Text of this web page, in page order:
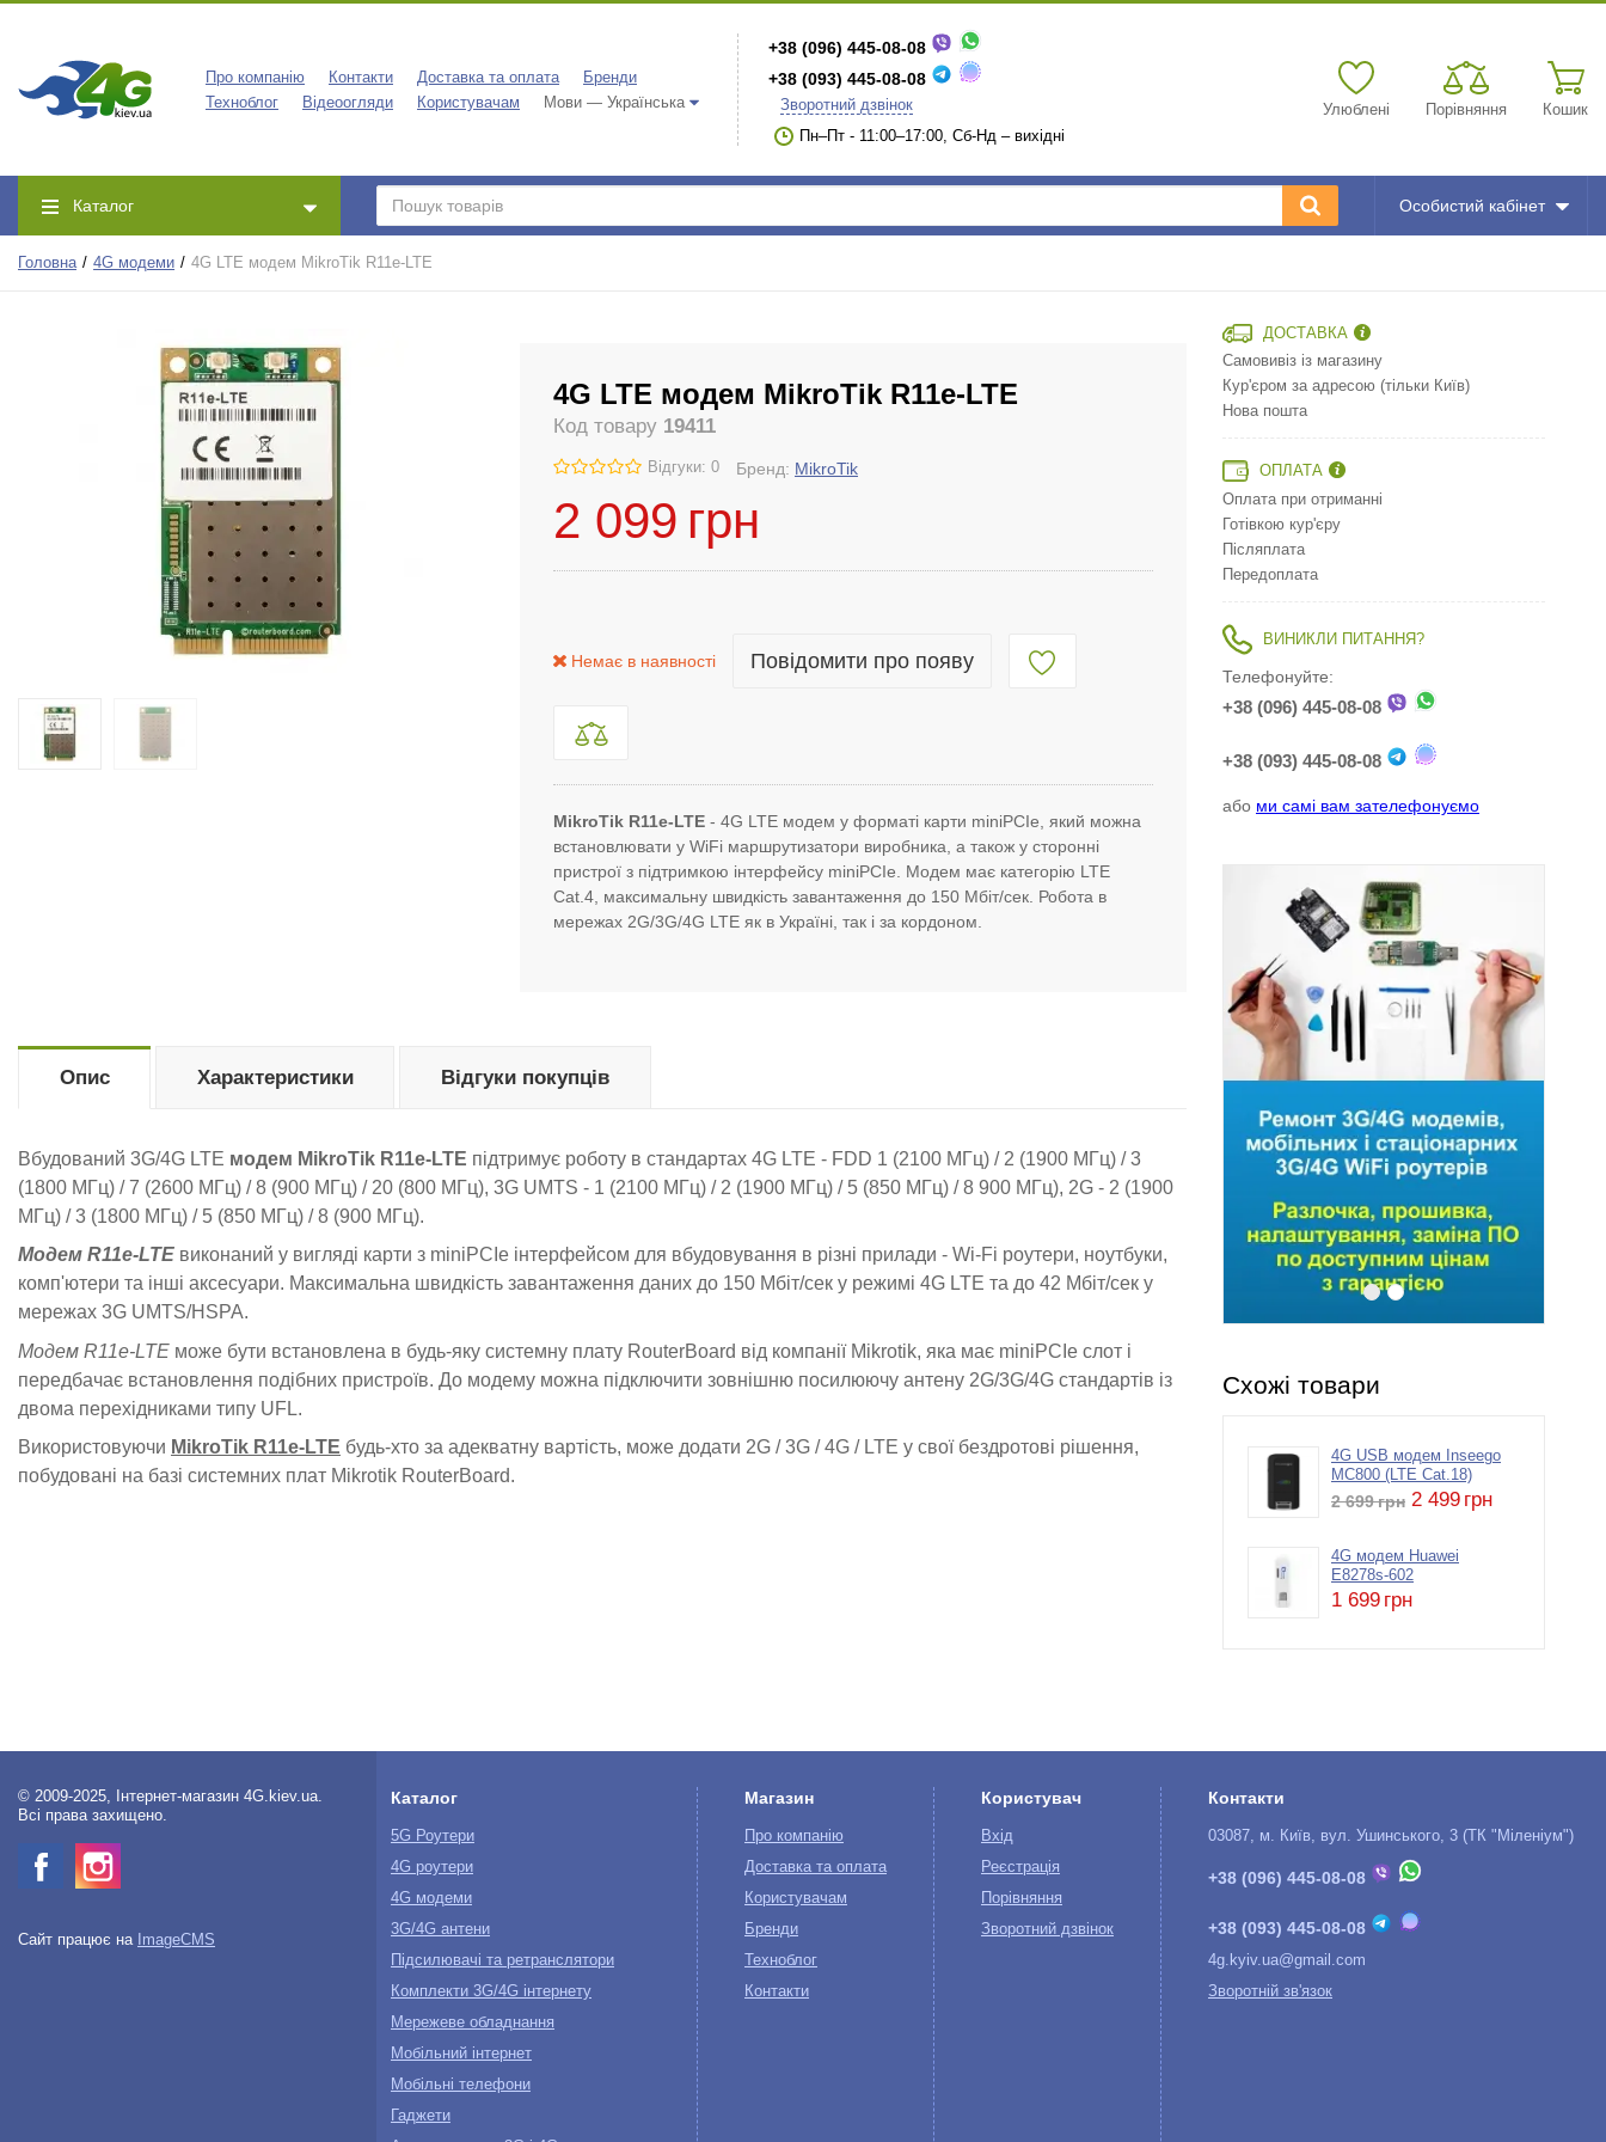
Про компанію Контакти Доставка та оплата
Бренди
Техноблог
Відеоогляди Користувачам Мови — Українська
+38 (096) 445-08-08
+38 (093) 445-08-08
Зворотний дзвінок
Пн–Пт - 11:00–17:00, Сб-Нд – вихідні
Улюблені Порівняння Кошик
Каталог Особистий кабінет
Головна 4G модеми 4G LTE модем MikroTik R11e-LTE
4G LTE модем MikroTik R11e-LTE
Код товару 19411
Відгуки: 0 Бренд: MikroTik
2 099 грн
Немає в наявності Повідомити про появу
MikroTik R11e-LTE - 4G LTE модем у форматі карти miniPCIe, який можна
встановлювати у WiFi маршрутизатори виробника, а також у сторонні
пристрої з підтримкою інтерфейсу miniPCIe. Модем має категорію LTE
Cat.4, максимальну швидкість завантаження до 150 Мбіт/сек. Робота в
мережах 2G/3G/4G LTE як в Україні, так і за кордоном.
Опис
Вбудований 3G/4G LTE модем MikroTik R11e-LTE підтримує роботу в стандартах 4G LTE - FDD 1 (2100 МГц) / 2 (1900 МГц) / 3
(1800 МГц) / 7 (2600 МГц) / 8 (900 МГц) / 20 (800 МГц), 3G UMTS - 1 (2100 МГц) / 2 (1900 МГц) / 5 (850 МГц) / 8 900 МГц), 2G - 2 (1900
МГц) / 3 (1800 МГц) / 5 (850 МГц) / 8 (900 МГц).
Модем R11e-LTE виконаний у вигляді карти з miniPCIe інтерфейсом для вбудовування в різні прилади - Wi-Fi роутери, ноутбуки,
комп'ютери та інші аксесуари. Максимальна швидкість завантаження даних до 150 Мбіт/сек у режимі 4G LTE та до 42 Мбіт/сек у
мережах 3G UMTS/HSPA.
Модем R11e-LTE може бути встановлена ​​в будь-яку системну плату RouterBoard від компанії Mikrotik, яка має miniPCIe слот і
передбачає встановлення подібних пристроїв. До модему можна підключити зовнішню посилюючу антену 2G/3G/4G стандартів із
двома перехідниками типу UFL.
Використовуючи MikroTik R11e-LTE будь-хто за адекватну вартість, може додати 2G / 3G / 4G / LTE у свої бездротові рішення,
побудовані на базі системних плат Mikrotik RouterBoard.
Характеристики Відгуки покупців
ДОСТАВКА
Самовивіз із магазину
Кур'єром за адресою (тільки Київ)
Нова пошта
ОПЛАТА
Оплата при отриманні
Готівкою кур'єру
Післяплата
Передоплата
ВИНИКЛИ ПИТАННЯ?
Телефонуйте:
+38 (096) 445-08-08
+38 (093) 445-08-08
або ми самі вам зателефонуємо
Схожі товари
4G USB модем Inseego
MC800 (LTE Cat.18)
2 699грн 2 499 грн
4G модем Huawei
E8278s-602
1 699 грн
© 2009-2025, Інтернет-магазин 4G.kiev.ua.
Всі права захищено.
Сайт працює на ImageCMS
Каталог
5G Роутери
4G роутери
4G модеми
3G/4G антени
Підсилювачі та ретранслятори
Комплекти 3G/4G інтернету
Мережеве обладнання
Мобільний інтернет
Мобільні телефони
Гаджети
Магазин
Про компанію
Доставка та оплата
Користувачам
Бренди
Техноблог
Контакти
Користувач
Вхід
Реєстрація
Порівняння
Зворотний дзвінок
Контакти
03087, м. Київ, вул. Ушинського, 3 (ТК "Міленіум")
+38 (096) 445-08-08
+38 (093) 445-08-08
4g.kyiv.ua@gmail.com
Зворотній зв'язок